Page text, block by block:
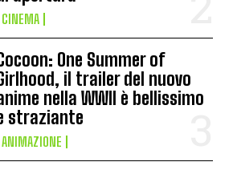
CINEMA
One Summer of
il trailer del nuovo
nella WWII è bellissimo
straziante
ANIMAZIONE